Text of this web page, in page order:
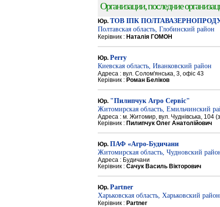
Организации, последние
Юр. ТОВ ІПК
Полтавская область, Глобинский район
Керівник : Наталія ГОМОН
Юр. Perry
Киевская область, Иванковский район
Адреса : вул. Солом'янська, 3, офіс 43
Керівник : Роман Беліков
Юр. "Пилипчук Агро Сервіс"
Житомирская область, Емильчинский
Адреса : м. Житомир, вул. Чуднівська, 104
Керівник : Пилипчук Олег Анатолійович
Юр. ПАФ «Агро-Будичани
Житомирская область, Чудновский
Адреса : Будичани
Керівник : Сачук Василь Вікторович
Юр. Partner
Харьковская область, Харьковский район
Керівник : Partner